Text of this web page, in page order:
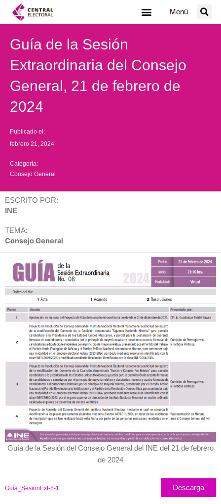
Menú
Guía de la Sesión
Extraordinaria del Consejo
General, 21 de febrero de
2024
Publicado el:
febrero 21, 2024
Categoría:
Consejo General
ESCRITO POR:
INE
TEMA:
Consejo General
Guía de la Sesión del Consejo General del INE del 21 de febrero
de 2024
Guía_SesionExt-8-1 Descarga